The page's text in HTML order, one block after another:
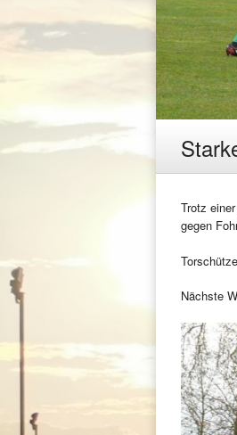
Trotz
gegen
Nächste